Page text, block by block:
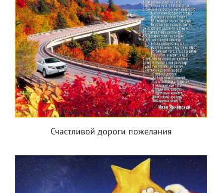
Счастливой дороги пожелания